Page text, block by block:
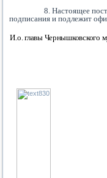
8. Настоящее
подписания и подлежит
И.о. главы Чернышковского